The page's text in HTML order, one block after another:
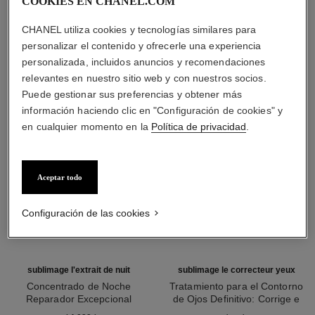
LA COMBINACIÓN PERFECTA
sublimage l'extrait de nuit
Concentrado de Noche
Reparador Excepcional
sublimage le correcteur yeux
Tratamiento para el Contorno
de Ojos Definitivo: Corrige e
CHANEL utiliza cookies y tecnologías similares para
personalizar el contenido y ofrecerle una experiencia
personalizada, incluidos anuncios y recomendaciones
relevantes en nuestro sitio web y con nuestros socios.
Puede gestionar sus preferencias y obtener más
información haciendo clic en "Configuración de cookies" y
en cualquier momento en la Política de privacidad
Aceptar todo
Configuración de las cookies